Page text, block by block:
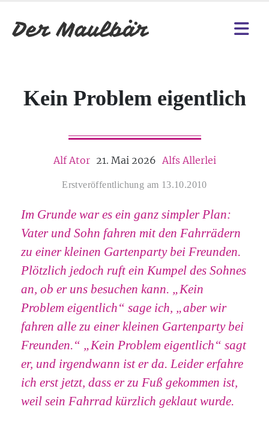
Kein Problem eigentlich
Alf Ator 21. Mai 2026 Alfs Allerlei
Erstveröffentlichung am 13.10.2010
Im Grunde war es ein ganz simpler Plan:
Vater und Sohn fahren mit den Fahrrädern
zu einer kleinen Gartenparty bei Freunden.
Plötzlich jedoch ruft ein Kumpel des Sohnes
an, ob er uns besuchen kann. „Kein
Problem eigentlich“ sage ich, „aber wir
fahren alle zu einer kleinen Gartenparty bei
Freunden.“ „Kein Problem eigentlich“ sagt
er, und irgendwann ist er da. Leider erfahre
ich erst jetzt, dass er zu Fuß gekommen ist,
weil sein Fahrrad kürzlich geklaut wurde.